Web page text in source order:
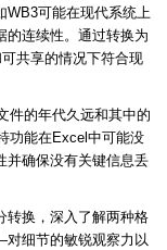
WB3可能在现代系统上
的连续性。通过转换为
共享的情况下符合现
件的年代久远和其中的
功能在Excel中可能没
并确保没有关键信息丢
转换，深入了解两种格
细节的敏锐观察力以